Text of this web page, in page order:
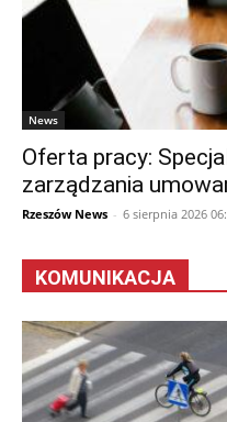
News
Oferta pracy:
zarządzania
Rzeszów News - 6 sierpnia 2026
KOMUNIKACJA